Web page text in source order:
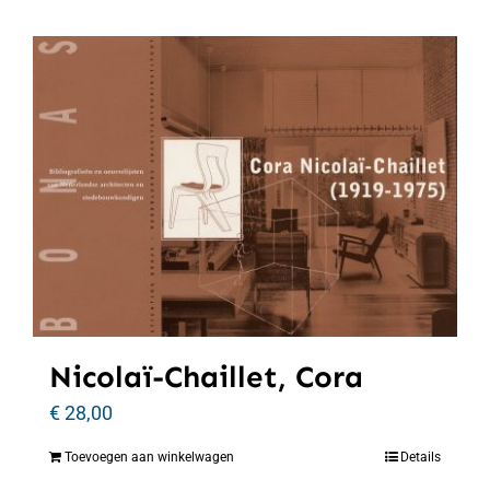
Nicolaï-Chaillet, Cora
€28,00
Toevoegen aan winkelwagen Details